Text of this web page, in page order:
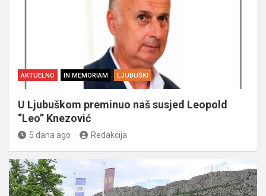
AKTUELNO IN MEMORIAM LJUBUŠKI
U Ljubuškom preminuo naš susjed Leopold
“Leo” Knezović
5 dana ago Redakcija